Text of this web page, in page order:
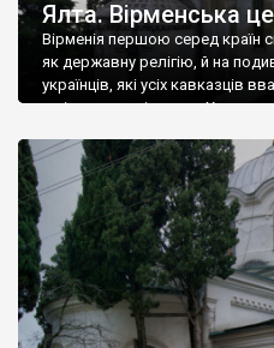
Ялта. Вірменська
Вірменія першою серед країн
як державну релігію, й на
українців, які усіх кавказців
є відданими вірянами Христа